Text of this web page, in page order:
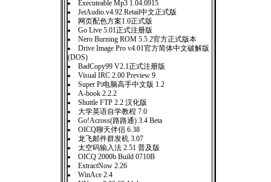
Executeable Mp3 1.04.0915
JetAudio.v4.92.Retail中文正式版
网页配色方案1.0正式版
Go Live 5.01正式注册版
Nero Burning ROM 5.5.2官方正式版本
Drive Image Pro v4.01官方简体中文破解版
(DOS)
BadCopy99 V2.1正式注册版
Visual IRC 2.00 Preview 9
Super Pi电脑高手中文版 1.2
A-book 2.2.2
Shuttle FTP 2.2 汉化版
大学英语自学教程 7.0
Go!Across(路路通) 3.4 Beta
OICQ聊天伴侣 6.38
龙飞邮件群发机 3.07
太空码输入法 2.51 普及版
OICQ 2000b Build 0710B
ExtractNow 2.26
WinAce 2.4